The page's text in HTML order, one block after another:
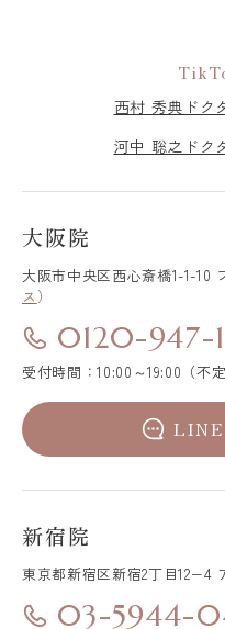
西村 秀典ドク
河中 聡之ドク
大阪院
大阪市中央区西心斎橋1-1-10
ス ）
0120-947-
受付時間：10:00～19:00（不定
LINE
新宿院
東京都新宿区新宿2丁目12−4
03-5944-